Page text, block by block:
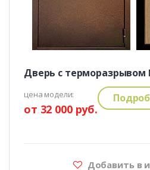
Дверь с терморазрывом
цена модели:
от 32 000 руб.
Добавить в